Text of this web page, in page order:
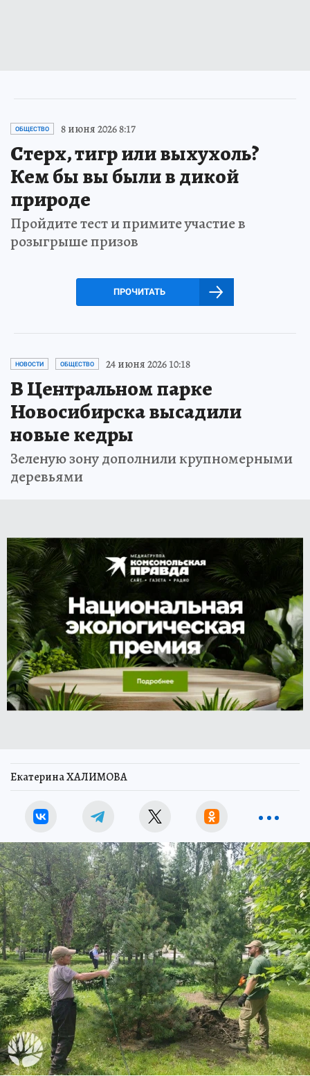
ОБЩЕСТВО 8 июня 2026 8:17
Стерх, тигр или выхухоль?
Кем бы вы были в дикой
природе
Пройдите тест и примите участие в
розыгрыше призов
ПРОЧИТАТЬ
НОВОСТИ ОБЩЕСТВО 24 июня 2026 10:18
В Центральном парке
Новосибирска высадили
новые кедры
Зеленую зону дополнили крупномерными
деревьями
Екатерина ХАЛИМОВА